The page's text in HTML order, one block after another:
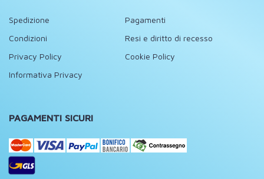
Spedizione
Pagamenti
Condizioni
Resi e diritto di recesso
Privacy Policy
Cookie Policy
Informativa Privacy
PAGAMENTI SICURI